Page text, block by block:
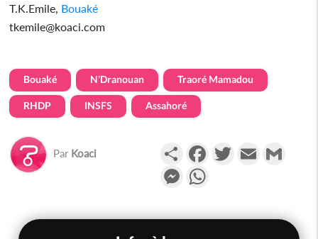
T.K.Emile, Bouaké
tkemile@koaci.com
Bouaké N'Dranouan Traoré Mamadou
RHDP INSFS Assahoré
Par Koaci PartagerFacebookTwitterEmail
Messenger